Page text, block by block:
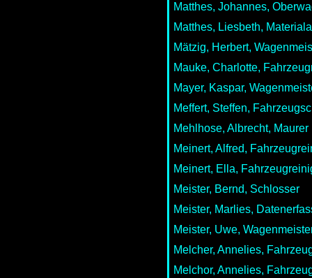
Matthes, Johannes,
Matthes, Liesbeth,
Mätzig, Herbert,
Mauke, Charlotte,
Mayer, Kaspar,
Meffert, Steffen,
Mehlhose, Albrecht, Maurer
Meinert, Alfred,
Meinert, Ella,
Meister, Bernd, Schlosser
Meister, Marlies,
Meister, Uwe,
Melcher, Annelies,
Melchor, Annelies,